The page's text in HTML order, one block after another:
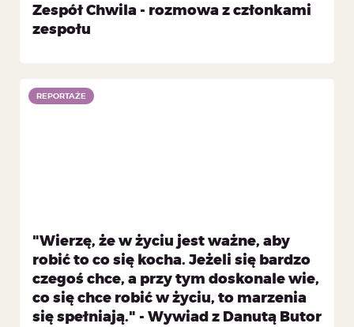
Zespół Chwila - rozmowa z członkami
zespołu
"Wierzę, że w życiu jest ważne, aby
robić to co się kocha. Jeżeli się bardzo
czegoś chce, a przy tym doskonale wie,
co się chce robić w życiu, to marzenia
się spełniają." - Wywiad z Danutą Butor
REPORTAŻE